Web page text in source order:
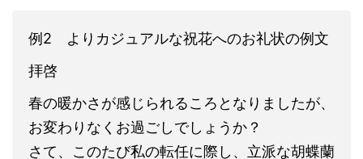
例2 よりカジュアルな祝花へのお礼状の例文
拝啓
春の暖かさが感じられるころとなりましたが、
お変わりなくお過ごしでしょうか？
さて、このたび私の転任に際し、立派な胡蝶蘭